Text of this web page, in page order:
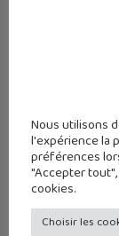
Nous utilisons
l'expérience la
préférences
"Accepter
cookies.
Choisir les